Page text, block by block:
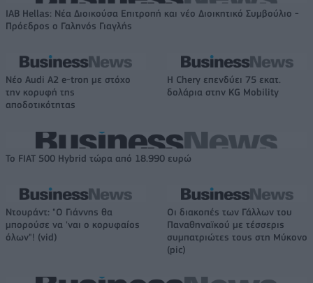
IAB Hellas: Νέα Διοικούσα Επιτροπή και νέο Διοικητικό Συμβούλιο -
Πρόεδρος ο Γαληνός Γιαγλής
Νέο Audi A2 e-tron με στόχο
την κορυφή της
αποδοτικότητας
Η Chery επενδύει 75 εκατ.
δολάρια στην KG Mobility
Το FIAT 500 Hybrid τώρα από 18.990 ευρώ
Ντουράντ: "Ο Γιάννης θα
μπορούσε να 'ναι ο κορυφαίος
όλων"! (vid)
Οι διακοπές των Γάλλων του
Παναθηναϊκού με τέσσερις
συμπατριώτες τους στη Μύκονο
(pic)